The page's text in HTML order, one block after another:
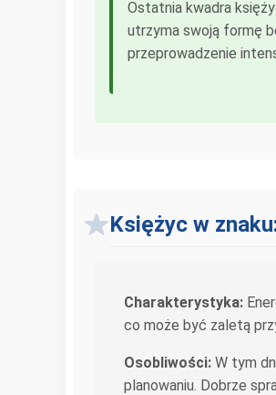
Ostatnia kwadra
utrzyma swoją formę
przeprowadzenie
Księżyc w
Charakterystyka:
co może być zaletą
Osobliwości: W tym
planowaniu. Dobrze